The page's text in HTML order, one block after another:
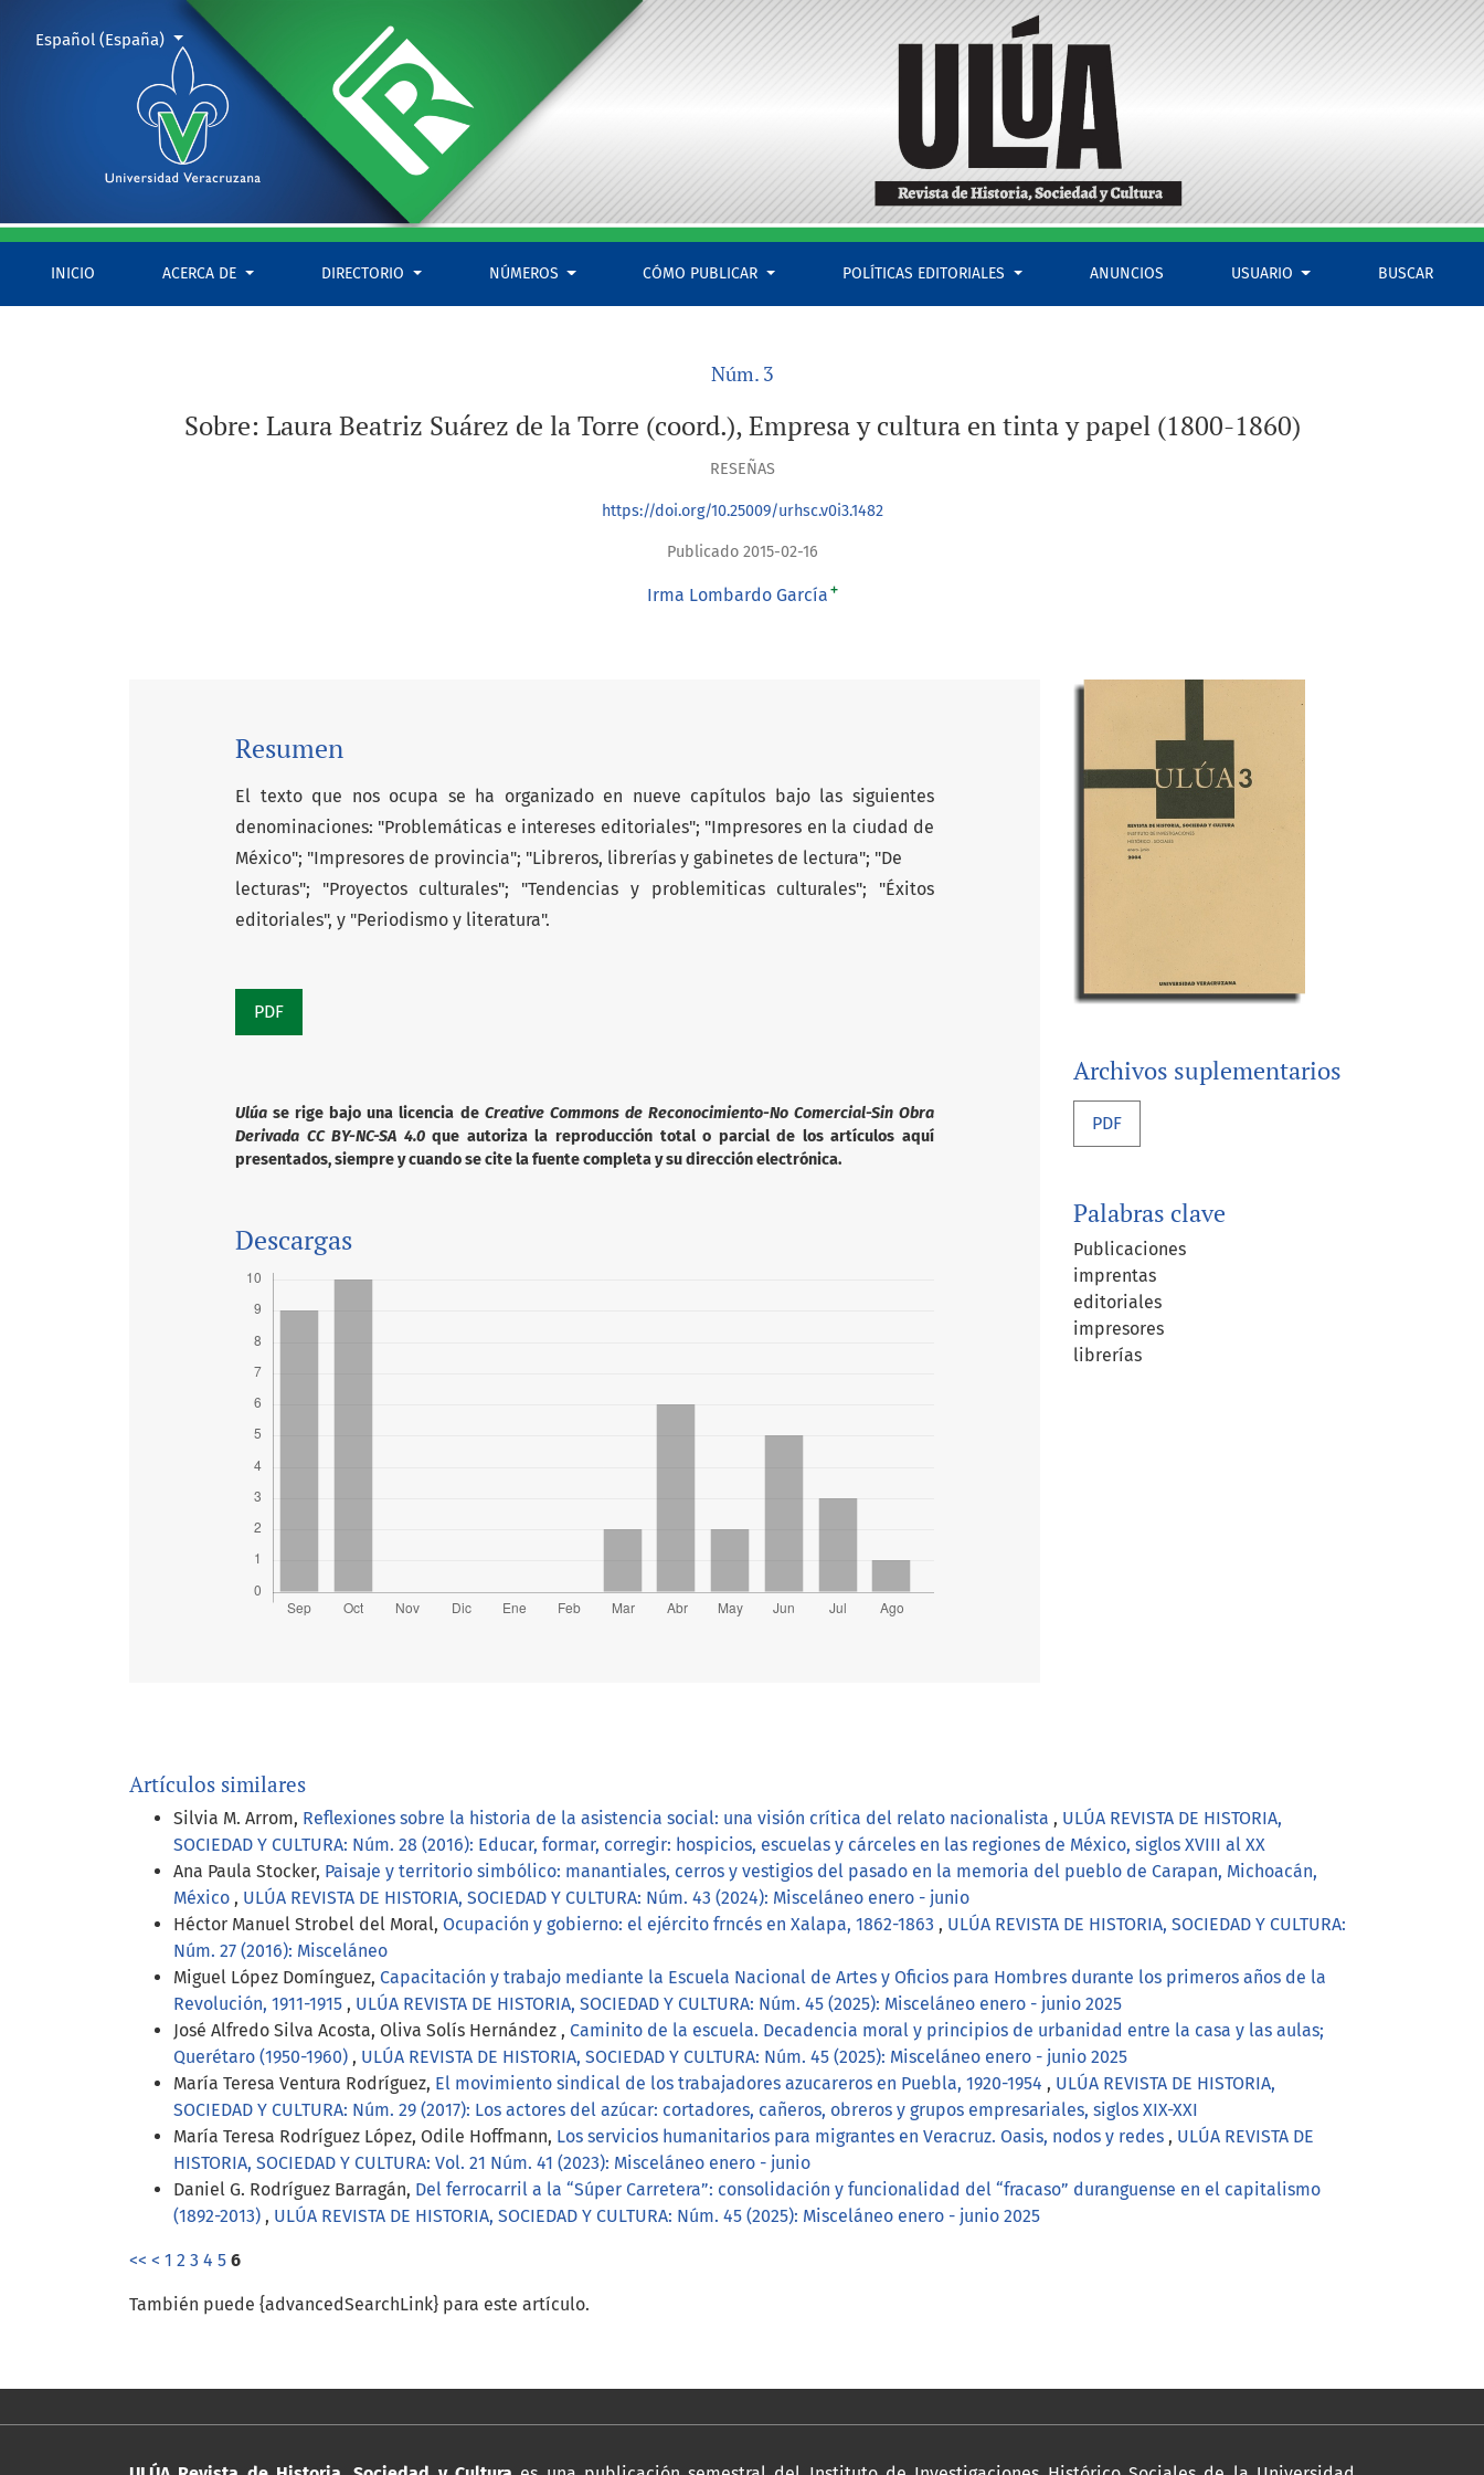
Sobre: Laura Beatriz Suárez de la Torre (coord.), Empresa y cultura en tinta y papel (1800-1860)
INICIO ACERCA DE DIRECTORIO NÚMEROS CÓMO PUBLICAR POLÍTICAS EDITORIALES ANUNCIOS USUARIO BUSCAR
Cambiar el idioma. El actual es:
Español (España)
Núm. 3
Sobre: Laura Beatriz Suárez de la Torre (coord.), Empresa y cultura en tinta y papel (1800-1860)
RESEÑAS
https://doi.org/10.25009/urhsc.v0i3.1482
Publicado 2015-02-16
Irma Lombardo García +
Archivos suplementarios
PDF
Palabras clave
Publicaciones
imprentas
editoriales
impresores
librerías
Resumen
El texto que nos ocupa se ha organizado en nueve capítulos bajo las siguientes
denominaciones: "Problemáticas e intereses editoriales"; "Impresores en la ciudad de
México"; "Impresores de provincia"; "Libreros, librerías y gabinetes de lectura"; "De
lecturas"; "Proyectos culturales"; "Tendencias y problemiticas culturales"; "Éxitos
editoriales", y "Periodismo y literatura".
PDF
Ulúa se rige bajo una licencia de Creative Commons de Reconocimiento-No Comercial-Sin Obra
Derivada CC BY-NC-SA 4.0que autoriza la reproducción total o parcial de los artículos aquí
presentados, siempre y cuando se cite la fuente completa y su dirección electrónica.
Descargas
Artículos similares
Silvia M. Arrom, Reflexiones sobre la historia de la asistencia social: una visión crítica del relato nacionalista , ULÚA REVISTA DE HISTORIA,
SOCIEDAD Y CULTURA: Núm. 28 (2016): Educar, formar, corregir: hospicios, escuelas y cárceles en las regiones de México, siglos XVIII al XX
Ana Paula Stocker, Paisaje y territorio simbólico: manantiales, cerros y vestigios del pasado en la memoria del pueblo de Carapan, Michoacán,
México , ULÚA REVISTA DE HISTORIA, SOCIEDAD Y CULTURA: Núm. 43 (2024): Misceláneo enero - junio
Héctor Manuel Strobel del Moral, Ocupación y gobierno: el ejército frncés en Xalapa, 1862-1863 , ULÚA REVISTA DE HISTORIA, SOCIEDAD Y CULTURA:
Núm. 27 (2016): Misceláneo
Miguel López Domínguez, Capacitación y trabajo mediante la Escuela Nacional de Artes y Oficios para Hombres durante los primeros años de la
Revolución, 1911-1915 , ULÚA REVISTA DE HISTORIA, SOCIEDAD Y CULTURA: Núm. 45 (2025): Misceláneo enero - junio 2025
José Alfredo Silva Acosta, Oliva Solís Hernández , Caminito de la escuela. Decadencia moral y principios de urbanidad entre la casa y las aulas;
Querétaro (1950-1960) , ULÚA REVISTA DE HISTORIA, SOCIEDAD Y CULTURA: Núm. 45 (2025): Misceláneo enero - junio 2025
María Teresa Ventura Rodríguez, El movimiento sindical de los trabajadores azucareros en Puebla, 1920-1954 , ULÚA REVISTA DE HISTORIA,
SOCIEDAD Y CULTURA: Núm. 29 (2017): Los actores del azúcar: cortadores, cañeros, obreros y grupos empresariales, siglos XIX-XXI
María Teresa Rodríguez López, Odile Hoffmann, Los servicios humanitarios para migrantes en Veracruz. Oasis, nodos y redes , ULÚA REVISTA DE
HISTORIA, SOCIEDAD Y CULTURA: Vol. 21 Núm. 41 (2023): Misceláneo enero - junio
Daniel G. Rodríguez Barragán, Del ferrocarril a la “Súper Carretera”: consolidación y funcionalidad del “fracaso” duranguense en el capitalismo
(1892-2013) , ULÚA REVISTA DE HISTORIA, SOCIEDAD Y CULTURA: Núm. 45 (2025): Misceláneo enero - junio 2025
<< < 1 2 3 4 5 6
También puede {advancedSearchLink} para este artículo.